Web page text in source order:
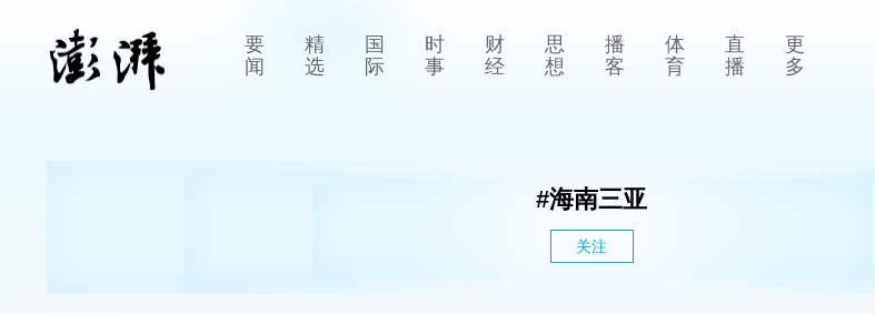
要
闻
精
选
国
际
时
事
财
经
思
想
播
客
体
育
直
播
更
多
#海南三亚
关注